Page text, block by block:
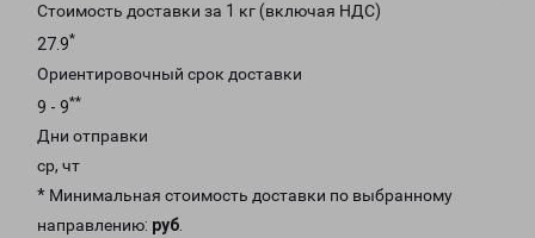
Стоимость доставки за 1 кг (включая НДС)
27.9*
Ориентировочный срок доставки
9 - 9**
Дни отправки
ср, чт
* Минимальная стоимость доставки по выбранному
направлению: руб.